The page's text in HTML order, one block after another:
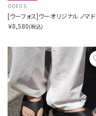
OOFOS
[ウーフォス]ウーオリジナル ノマド
￥8,580(税込)